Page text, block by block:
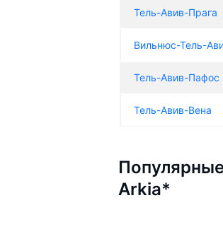
Тель-Авив-Прага
Вильнюс-Тель-
Тель-Авив-Пафос
Тель-Авив-Вена
Arkia*